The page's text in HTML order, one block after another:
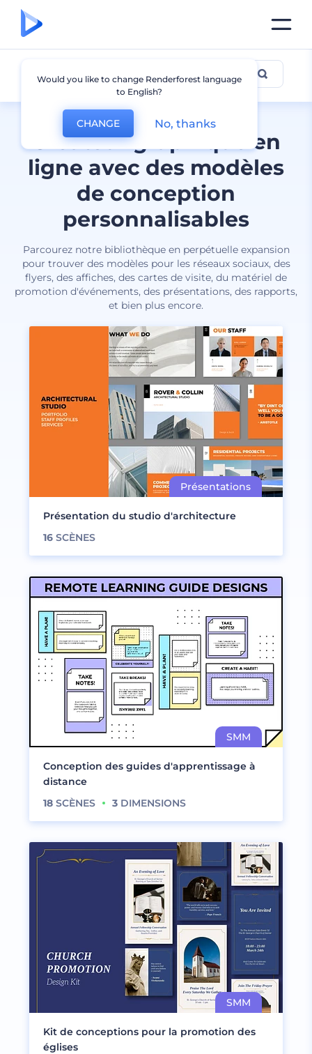
Créateur graphique en
ligne avec des modèles
de conception
personnalisables
Parcourez notre bibliothèque en perpétuelle expansion
pour trouver des modèles pour les réseaux sociaux, des
flyers, des affiches, des cartes de visite, du matériel de
promotion d'événements, des présentations, des rapports,
et bien plus encore.
Tous les designs
Présentation du studio d'architecture
16 SCÈNES
Conception des guides d'apprentissage à
distance
18 SCÈNES 3 DIMENSIONS
Kit de conceptions pour la promotion des
églises
Would you like to change Renderforest language
to English?
CHANGE No, thanks